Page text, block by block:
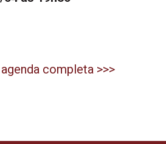
completa >>>